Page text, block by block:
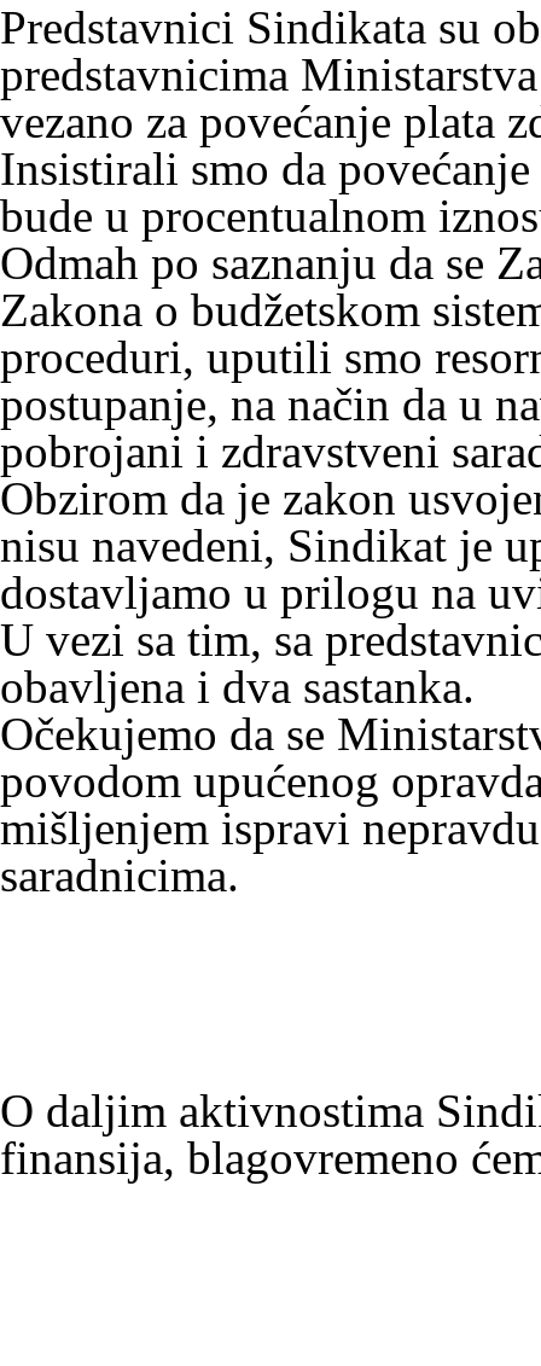
Predstavnici Sindikata su
predstavnicima
vezano za povećanje plata
Insistirali smo da
bude u procentualnom
Odmah po saznanju da se
Zakona o budžetskom
proceduri, uputili smo
postupanje, na način da u
pobrojani i zdravstveni
Obzirom da je zakon
nisu navedeni, Sindikat je
dostavlјamo u prilogu na
U vezi sa tim, sa
obavlјena i dva sastanka.
Očekujemo da se
povodom upućenog
mišlјenjem ispravi
saradnicima.
O dalјim aktivnostima
finansija, blagovremeno